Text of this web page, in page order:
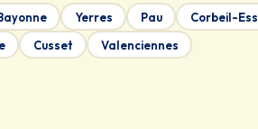
Yerres Pau Corbeil-
Cusset Valenciennes